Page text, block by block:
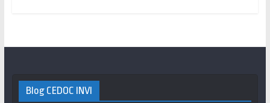
Blog CEDOC INVI